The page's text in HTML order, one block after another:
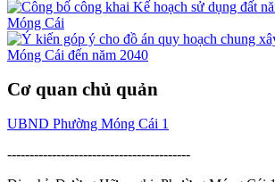
Cơ quan chủ quản
UBND Phường Móng Cái 1
-----------------------------------------